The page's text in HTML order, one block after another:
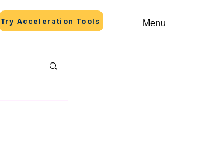
Try Acceleration Tools Menu